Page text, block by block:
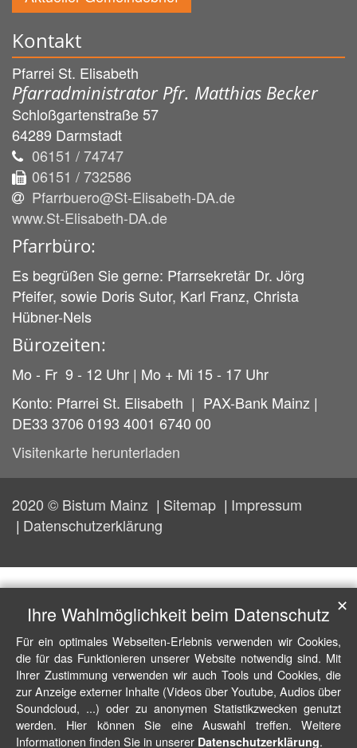
Kontakt
Pfarrei St. Elisabeth
Pfarradministrator Pfr. Matthias Becker
Schloßgartenstraße 57
64289 Darmstadt
06151 / 74747
06151 / 732586
Pfarrbuero@St-Elisabeth-DA.de
www.St-Elisabeth-DA.de
Pfarrbüro:
Es begrüßen Sie gerne: Pfarrsekretär Dr. Jörg
Pfeifer, sowie Doris Sutor, Karl Franz, Christa
Hübner-Nels
Bürozeiten:
Mo - Fr 9 - 12 Uhr | Mo + Mi 15 - 17 Uhr
Konto: Pfarrei St. Elisabeth | PAX-Bank Mainz |
DE33 3706 0193 4001 6740 00
Visitenkarte herunterladen
2020 © Bistum Mainz Sitemap
Impressum
Datenschutzerklärung
Ihre Wahlmöglichkeit beim Datenschutz
Für ein optimales Webseiten-Erlebnis verwenden wir Cookies,
die für das Funktionieren unserer Website notwendig sind. Mit
Ihrer Zustimmung verwenden wir auch Tools und Cookies, die
zur Anzeige externer Inhalte (Videos über Youtube, Audios über
Soundcloud, ...) oder zu anonymen Statistikzwecken genutzt
werden. Hier können Sie eine Auswahl treffen. Weitere
Informationen finden Sie in unserer Datenschutzerklärung.
✕